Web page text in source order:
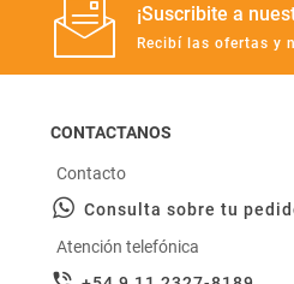
¡Suscribite a
Recibí las ofertas y
CONTACTANOS
Contacto
Consulta sobre tu
Atención telefónica